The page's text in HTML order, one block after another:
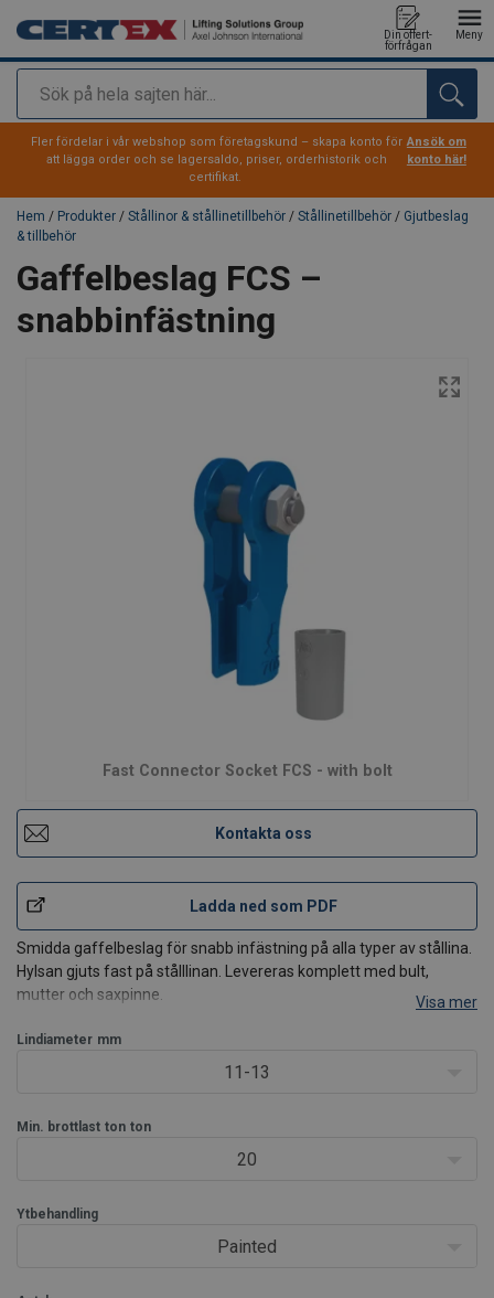
Sök
Din offert-
förfrågan
Meny
tillagd i varukorg
Fler fördelar i vår webshop som företagskund – skapa konto för
att lägga order och se lagersaldo, priser, orderhistorik och
certifikat.
Ansök om
konto här!
Hem / Produkter / Stållinor & stållinetillbehör / Stållinetillbehör / Gjutbeslag
& tillbehör
Gaffelbeslag FCS –
snabbinfästning
Fast Connector Socket FCS - with bolt
Kontakta oss
Ladda ned som PDF
Smidda gaffelbeslag för snabb infästning på alla typer av stållina.
Hylsan gjuts fast på stålllinan. Levereras komplett med bult,
mutter och saxpinne.
roterar i beslaget. Observera att FCS-anslutningen endast kan
Visa mer
Lindiameter mm
11-13
Min. brottlast ton ton
20
Ytbehandling
Painted